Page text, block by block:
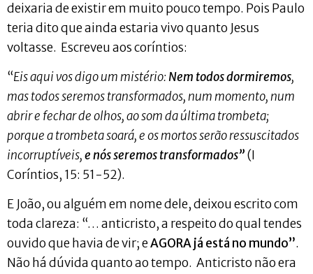
deixaria de existir em muito pouco tempo. Pois Paulo
teria dito que ainda estaria vivo quanto Jesus
voltasse. Escreveu aos coríntios:
“Eis aqui vos digo um mistério:Nem todos dormiremos,
mas todos seremos transformados, num momento, num
abrir e fechar de olhos, ao som da última trombeta;
porque a trombeta soará, e os mortos serão ressuscitados
incorruptíveis,e nós seremos transformados”(I
Coríntios, 15: 51-52).
E João, ou alguém em nome dele, deixou escrito com
toda clareza: “… anticristo, a respeito do qual tendes
ouvido que havia de vir; eAGORA já está no mundo”.
Não há dúvida quanto ao tempo. Anticristo não era